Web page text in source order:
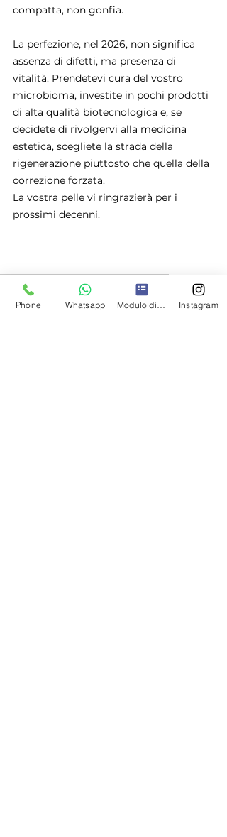
compatta, non gonfia.
La perfezione, nel 2026, non significa
assenza di difetti, ma presenza di
vitalità. Prendetevi cura del vostro
microbioma, investite in pochi prodotti
di alta qualità biotecnologica e, se
decidete di rivolgervi alla medicina
estetica, scegliete la strada della
rigenerazione piuttosto che quella della
correzione forzata.
La vostra pelle vi ringrazierà per i
prossimi decenni.
consigli di bellezza
beauty routine
beauty routine viso
Beauty Tips Viso
Phone Whatsapp Instagram